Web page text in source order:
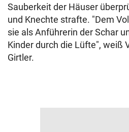
Sauberkeit der Häuser
und Knechte strafte. "Dem
sie als Anführerin der Schar
Kinder durch die Lüfte", weiß
Girtler.